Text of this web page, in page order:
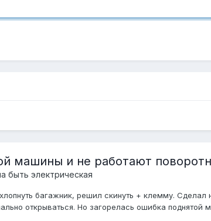
машины и не работают
быть электрическая
багажник, решил скинуть + клемму.
открываться. Но загорелась ошибка